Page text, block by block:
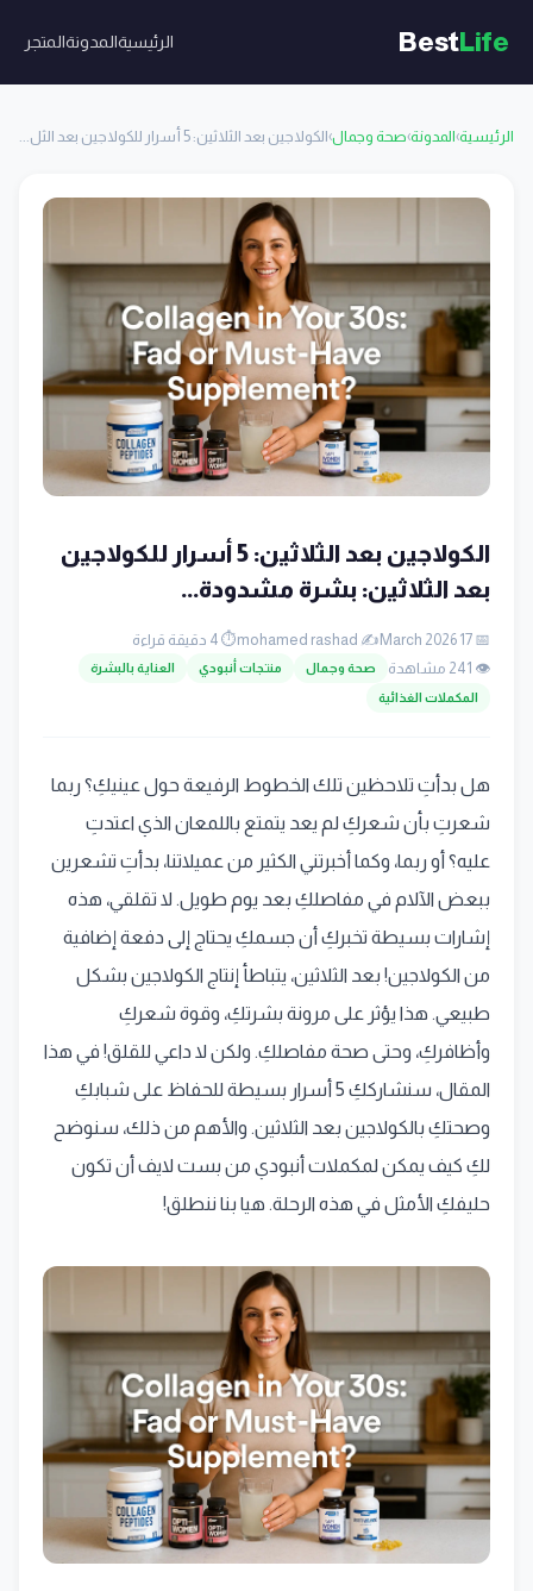
BestLife الرئيسيةالمدونةالمتجر
الرئيسية›المدونة›صحة وجمال›الكولاجين بعد الثلاثين: 5 أسرار للكولاجين بعد الثل...
الكولاجين بعد الثلاثين: 5 أسرار للكولاجين
بعد الثلاثين: بشرة مشدودة...
📅 17 March 2026
✍️ mohamed rashad
⏱️ 4 دقيقة قراءة
👁️ 241 مشاهدة
صحة وجمال منتجات أنبودي العناية بالبشرة
المكملات الغذائية
هل بدأتِ تلاحظين تلك الخطوط الرفيعة حول عينيكِ؟ ربما
شعرتِ بأن شعركِ لم يعد يتمتع باللمعان الذي اعتدتِ
عليه؟ أو ربما، وكما أخبرتني الكثير من عميلاتنا، بدأتِ تشعرين
ببعض الآلام في مفاصلكِ بعد يوم طويل. لا تقلقي، هذه
إشارات بسيطة تخبركِ أن جسمكِ يحتاج إلى دفعة إضافية
من الكولاجين! بعد الثلاثين، يتباطأ إنتاج الكولاجين بشكل
طبيعي. هذا يؤثر على مرونة بشرتكِ، وقوة شعركِ
وأظافركِ، وحتى صحة مفاصلكِ. ولكن لا داعي للقلق! في هذا
المقال، سنشارككِ 5 أسرار بسيطة للحفاظ على شبابكِ
وصحتكِ بالكولاجين بعد الثلاثين. والأهم من ذلك، سنوضح
لكِ كيف يمكن لمكملات أنبودي من بست لايف أن تكون
حليفكِ الأمثل في هذه الرحلة. هيا بنا ننطلق!